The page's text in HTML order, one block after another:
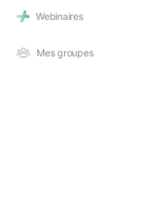
Webinaires
Mes groupes